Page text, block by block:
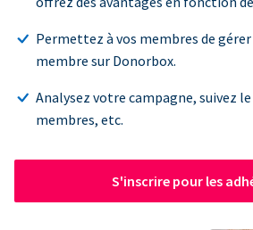
Permettez à vos membres de
membre sur Donorbox.
Analysez votre campagne, suivez
membres, etc.
S'inscrire pour les